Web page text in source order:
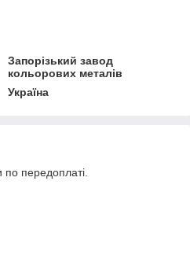
Запорізький завод
кольорових металів
Україна
по передоплаті.